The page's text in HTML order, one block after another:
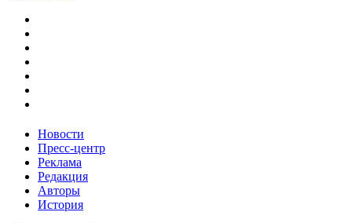
Новости
Пресс-центр
Реклама
Редакция
Авторы
История